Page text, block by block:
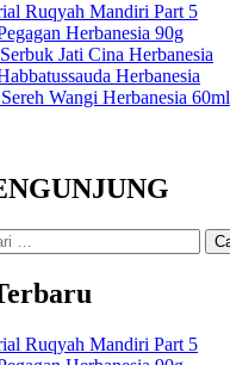
Ruqyah Mandiri Part 5
Herbanesia 90g
Jati Cina Herbanesia
Herbanesia
Wangi Herbanesia 60ml
Ruqyah Mandiri Part 5